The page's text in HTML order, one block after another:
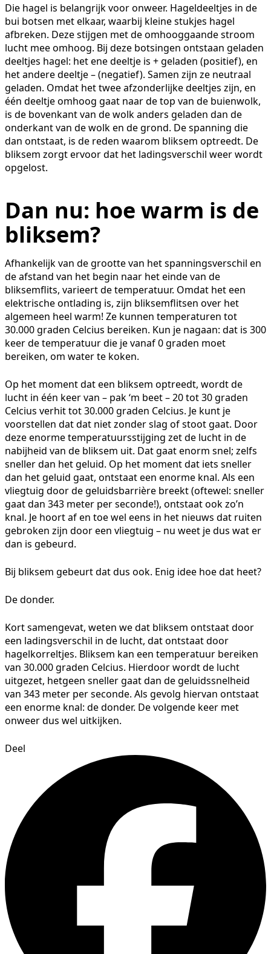
Die hagel is belangrijk voor onweer. Hageldeeltjes in de
bui botsen met elkaar, waarbij kleine stukjes hagel
afbreken. Deze stijgen met de omhooggaande stroom
lucht mee omhoog. Bij deze botsingen ontstaan geladen
deeltjes hagel: het ene deeltje is + geladen (positief), en
het andere deeltje – (negatief). Samen zijn ze neutraal
geladen. Omdat het twee afzonderlijke deeltjes zijn, en
één deeltje omhoog gaat naar de top van de buienwolk,
is de bovenkant van de wolk anders geladen dan de
onderkant van de wolk en de grond. De spanning die
dan ontstaat, is de reden waarom bliksem optreedt. De
bliksem zorgt ervoor dat het ladingsverschil weer wordt
opgelost.
Dan nu: hoe warm is de
bliksem?
Afhankelijk van de grootte van het spanningsverschil en
de afstand van het begin naar het einde van de
bliksemflits, varieert de temperatuur. Omdat het een
elektrische ontlading is, zijn bliksemflitsen over het
algemeen heel warm! Ze kunnen temperaturen tot
30.000 graden Celcius bereiken. Kun je nagaan: dat is 300
keer de temperatuur die je vanaf 0 graden moet
bereiken, om water te koken.
Op het moment dat een bliksem optreedt, wordt de
lucht in één keer van – pak ‘m beet – 20 tot 30 graden
Celcius verhit tot 30.000 graden Celcius. Je kunt je
voorstellen dat dat niet zonder slag of stoot gaat. Door
deze enorme temperatuursstijging zet de lucht in de
nabijheid van de bliksem uit. Dat gaat enorm snel; zelfs
sneller dan het geluid. Op het moment dat iets sneller
dan het geluid gaat, ontstaat een enorme knal. Als een
vliegtuig door de geluidsbarrière breekt (oftewel: sneller
gaat dan 343 meter per seconde!), ontstaat ook zo’n
knal. Je hoort af en toe wel eens in het nieuws dat ruiten
gebroken zijn door een vliegtuig – nu weet je dus wat er
dan is gebeurd.
Bij bliksem gebeurt dat dus ook. Enig idee hoe dat heet?
De donder.
Kort samengevat, weten we dat bliksem ontstaat door
een ladingsverschil in de lucht, dat ontstaat door
hagelkorreltjes. Bliksem kan een temperatuur bereiken
van 30.000 graden Celcius. Hierdoor wordt de lucht
uitgezet, hetgeen sneller gaat dan de geluidssnelheid
van 343 meter per seconde. Als gevolg hiervan ontstaat
een enorme knal: de donder. De volgende keer met
onweer dus wel uitkijken.
Deel